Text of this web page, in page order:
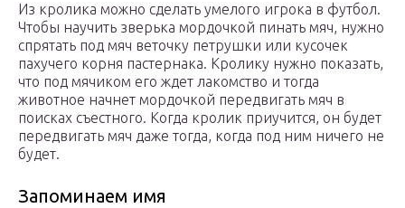
Из кролика можно сделать умелого игрока в футбол.
Чтобы научить зверька мордочкой пинать мяч, нужно
спрятать под мяч веточку петрушки или кусочек
пахучего корня пастернака. Кролику нужно показать,
что под мячиком его ждет лакомство и тогда
животное начнет мордочкой передвигать мяч в
поисках съестного. Когда кролик приучится, он будет
передвигать мяч даже тогда, когда под ним ничего не
будет.
Запоминаем имя